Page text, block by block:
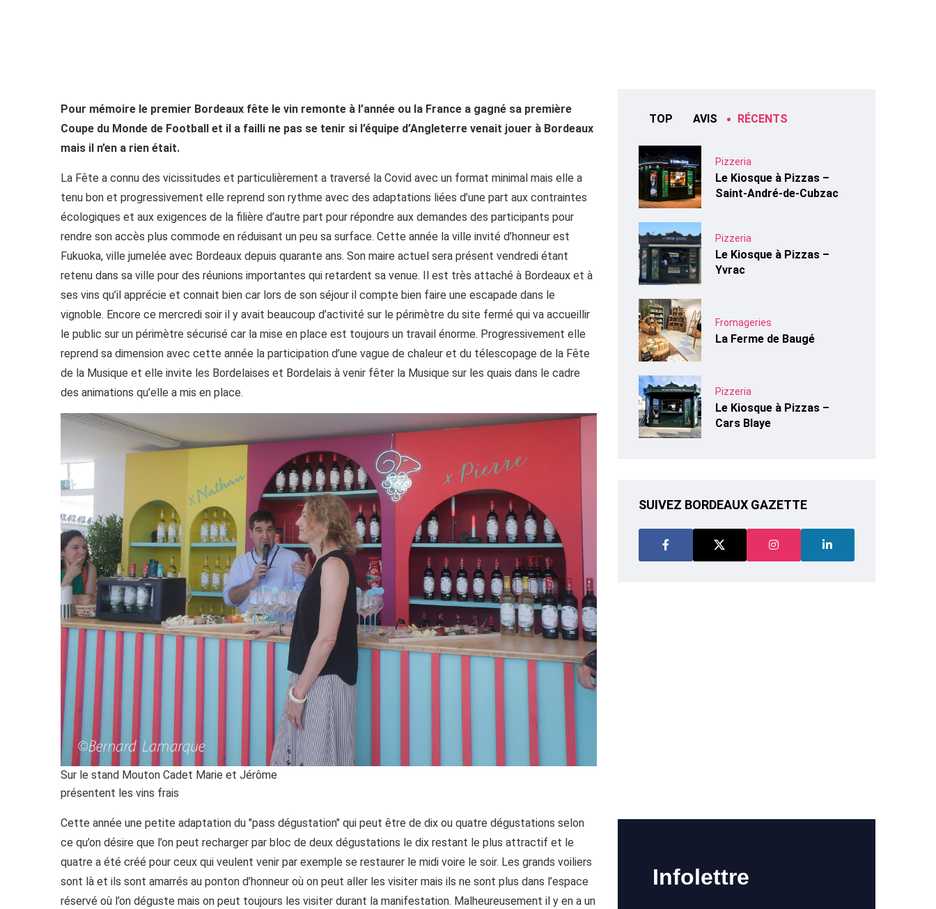
Pour mémoire le premier Bordeaux fête le vin remonte à l’année ou la France a gagné sa première
Coupe du Monde de Football et il a failli ne pas se tenir si l’équipe d’Angleterre venait jouer à Bordeaux
mais il n’en a rien était.
La Fête a connu des vicissitudes et particulièrement a traversé la Covid avec un format minimal mais elle a
tenu bon et progressivement elle reprend son rythme avec des adaptations liées d’une part aux contraintes
écologiques et aux exigences de la filière d’autre part pour répondre aux demandes des participants pour
rendre son accès plus commode en réduisant un peu sa surface. Cette année la ville invité d’honneur est
Fukuoka, ville jumelée avec Bordeaux depuis quarante ans. Son maire actuel sera présent vendredi étant
retenu dans sa ville pour des réunions importantes qui retardent sa venue. Il est très attaché à Bordeaux et à
ses vins qu’il apprécie et connait bien car lors de son séjour il compte bien faire une escapade dans le
vignoble. Encore ce mercredi soir il y avait beaucoup d’activité sur le périmètre du site fermé qui va accueillir
le public sur un périmètre sécurisé car la mise en place est toujours un travail énorme. Progressivement elle
reprend sa dimension avec cette année la participation d’une vague de chaleur et du télescopage de la Fête
de la Musique et elle invite les Bordelaises et Bordelais à venir fêter la Musique sur les quais dans le cadre
des animations qu’elle a mis en place.
Sur le stand Mouton Cadet Marie et Jérôme
présentent les vins frais
Cette année une petite adaptation du "pass dégustation" qui peut être de dix ou quatre dégustations selon
ce qu’on désire que l’on peut recharger par bloc de deux dégustations le dix restant le plus attractif et le
quatre a été créé pour ceux qui veulent venir par exemple se restaurer le midi voire le soir. Les grands voiliers
sont là et ils sont amarrés au ponton d’honneur où on peut aller les visiter mais ils ne sont plus dans l’espace
réservé où l’on déguste mais on peut toujours les visiter durant la manifestation. Malheureusement il y en a un
TOP AVIS RÉCENTS
Pizzeria
Le Kiosque à Pizzas –
Saint-André-de-Cubzac
Pizzeria
Le Kiosque à Pizzas –
Yvrac
Fromageries
La Ferme de Baugé
Pizzeria
Le Kiosque à Pizzas –
Cars Blaye
SUIVEZ BORDEAUX GAZETTE
Infolettre